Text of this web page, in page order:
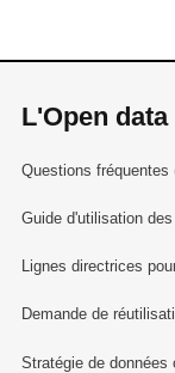
L'Open data
Questions fréquentes
Guide d'utilisation
Lignes directrices
Demande de
Stratégie de données